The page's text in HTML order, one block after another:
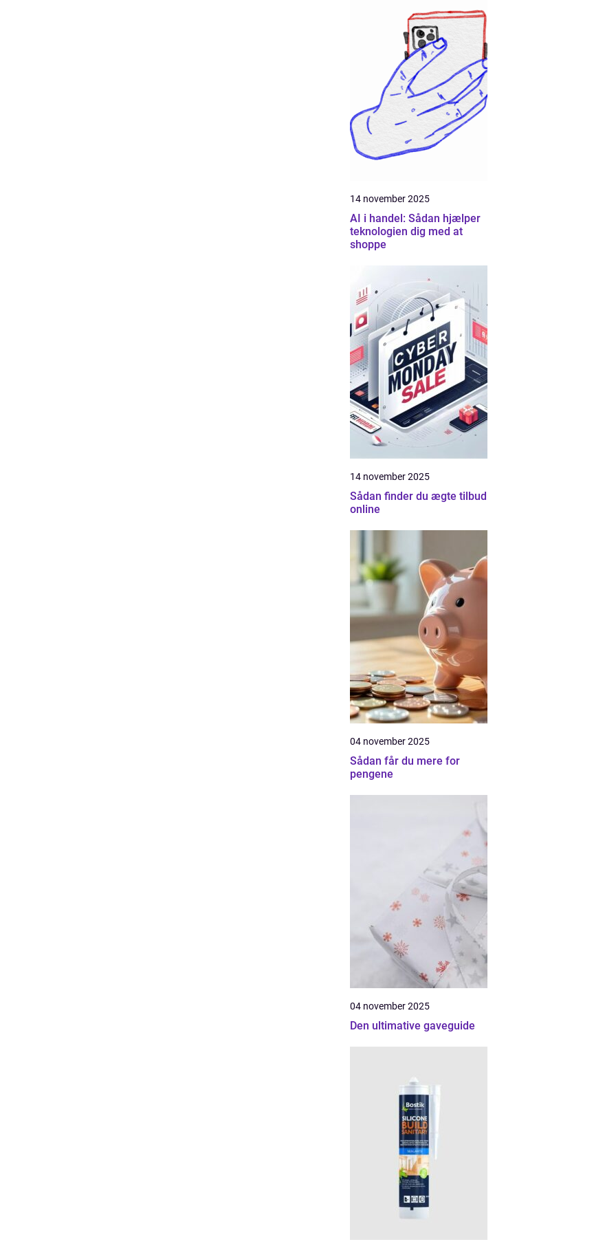
14 november 2025
AI i handel: Sådan hjælper
teknologien dig med at
shoppe
14 november 2025
Sådan finder du ægte tilbud
online
04 november 2025
Sådan får du mere for
pengene
04 november 2025
Den ultimative gaveguide